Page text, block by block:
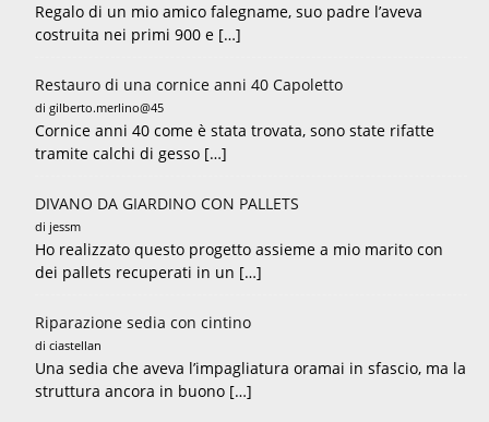
Regalo di un mio amico falegname, suo padre l’aveva
costruita nei primi 900 e […]
Restauro di una cornice anni 40 Capoletto
di gilberto.merlino@45
Cornice anni 40 come è stata trovata, sono state rifatte
tramite calchi di gesso […]
DIVANO DA GIARDINO CON PALLETS
di jessm
Ho realizzato questo progetto assieme a mio marito con
dei pallets recuperati in un […]
Riparazione sedia con cintino
di ciastellan
Una sedia che aveva l’impagliatura oramai in sfascio, ma la
struttura ancora in buono […]